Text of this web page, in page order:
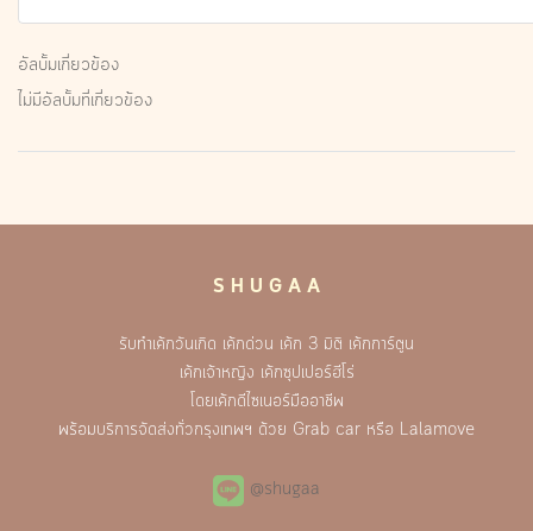
อัลบั้มเกี่ยวข้อง
ไม่มีอัลบั้มที่เกี่ยวข้อง
S H U G A A
รับทำเค้กวันเกิด เค้กด่วน เค้ก 3 มิติ เค้กการ์ตูน
เค้กเจ้าหญิง เค้กซุปเปอร์ฮีโร่
โดยเค้กดีไซเนอร์มืออาชีพ
พร้อมบริการจัดส่งทั่วกรุงเทพฯ ด้วย Grab car หรือ Lalamove
@shugaa